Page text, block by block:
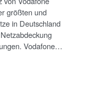
größten und
in Deutschland
Vodafone…